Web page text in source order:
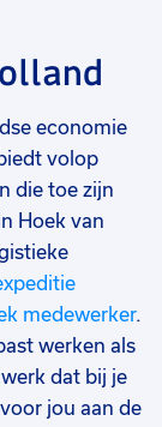
economie
volop
die toe zijn
Hoek van
medewerker.
werken als
dat bij je
jou aan de